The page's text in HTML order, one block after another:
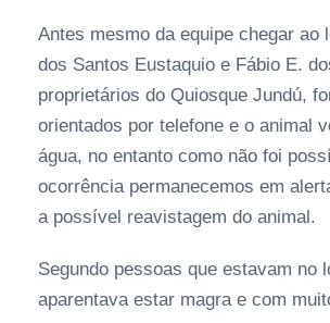
Antes mesmo da equipe chegar ao
dos Santos Eustaquio e Fábio E.
proprietários do Quiosque Jundú,
orientados por telefone e o animal
água, no entanto como não foi
ocorrência permanecemos em
a possível reavistagem do animal.
Segundo pessoas que estavam no
aparentava estar magra e com